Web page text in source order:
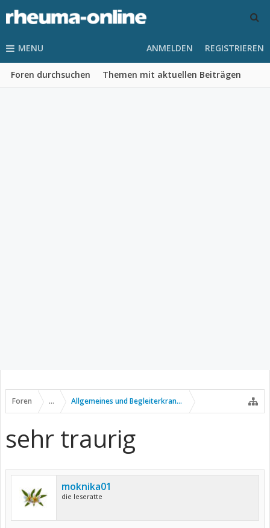
MENU
Foren durchsuchen Themen mit aktuellen Beiträgen
ANMELDEN REGISTRIEREN
Foren ... Allgemeines und Begleiterkrankungen
sehr traurig
moknika01
die leseratte